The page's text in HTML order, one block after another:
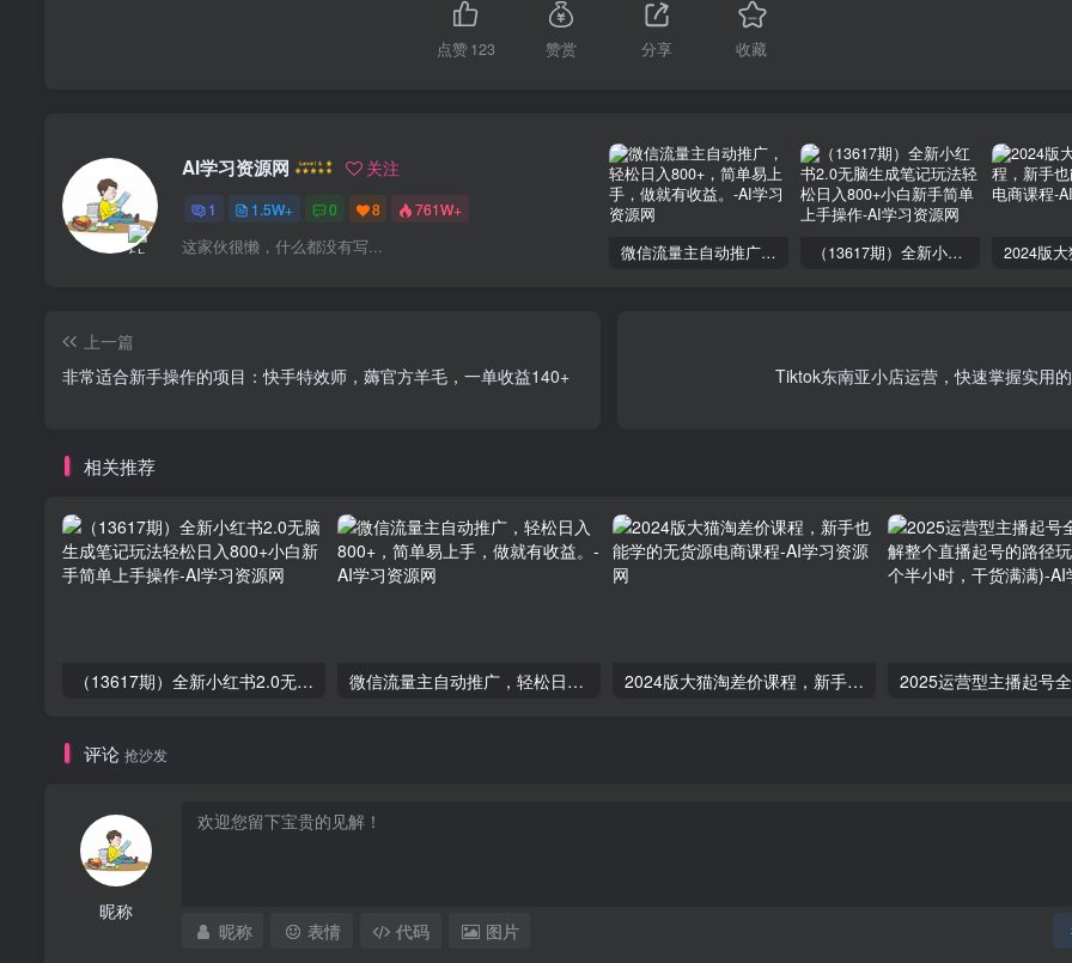
点赞123 赞赏 分享 收藏
AI学习资源网 关注
1 1.5W+ 0 8 761W+
这家伙很懒，什么都没有写... 微信流量主自动推广，轻松日入800+，简单易上手，做就有收益。 （13617期）全新小红书2.0无脑生成笔记玩法轻松日入800+小白新手简单上手操作
上一篇
非常适合新手操作的项目：快手特效师，薅官方羊毛，一单收益140+
Tiktok东南亚小店运营，快速掌握实用
相关推荐
（13617期）全新小红书2.0无脑生成笔记玩法轻松日入800+小白新手简单上手操作 微信流量主自动推广，轻松日入800+，简单易上手，做就有收益。 2024版大猫淘差价课程，新手也能学的无货源电商课程
评论 抢沙发
昵称
昵称 表情 代码 图片